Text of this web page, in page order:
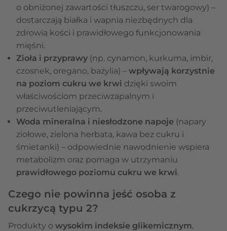
o obniżonej zawartości tłuszczu, ser twarogowy) –
dostarczają białka i wapnia niezbędnych dla
zdrowia kości i prawidłowego funkcjonowania
mięśni.
Zioła i przyprawy (np. cynamon, kurkuma, imbir,
czosnek, oregano, bazylia) – wpływają korzystnie
na poziom cukru we krwi dzięki swoim
właściwościom przeciwzapalnym i
przeciwutleniającym.
Woda mineralna i niesłodzone napoje (napary
ziołowe, zielona herbata, kawa bez cukru i
śmietanki) – odpowiednie nawodnienie wspiera
metabolizm oraz pomaga w utrzymaniu
prawidłowego poziomu cukru we krwi.
Czego nie powinna jeść osoba z
cukrzycą typu 2?
Produkty o wysokim indeksie glikemicznym,